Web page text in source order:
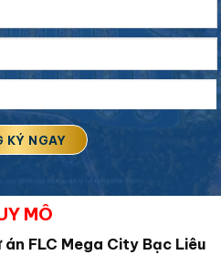
MÔ
FLC Mega City Bạc Liêu